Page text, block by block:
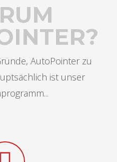
AutoPointer zu
ist unser